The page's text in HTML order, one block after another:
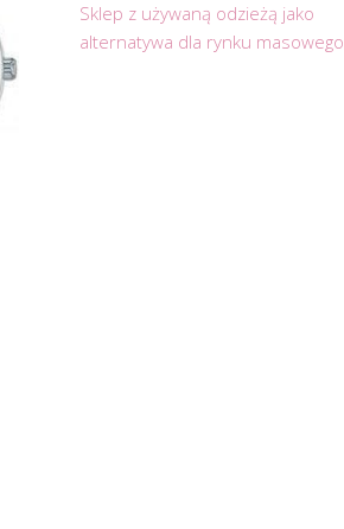
Sklep z używaną odzieżą jako
alternatywa dla rynku masowego